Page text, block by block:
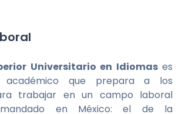
Universitario en Idiomases
académico que prepara a los
trabajar en un campo laboral
en México: el de la